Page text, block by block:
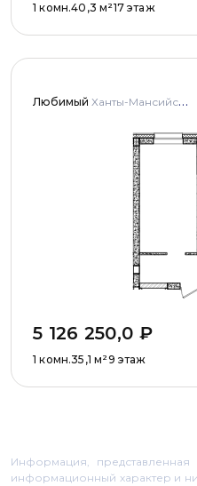
1 комн.40,3 м²17 этаж
Любимый Ханты-Мансийский автономный округ - Югра, г.о. Сургут, г. Сургут, ул. Университетская, д. 43 и 45
5 126 250,0 ₽
1 комн.35,1 м²9 этаж
Информация, представленная
информационный характер и